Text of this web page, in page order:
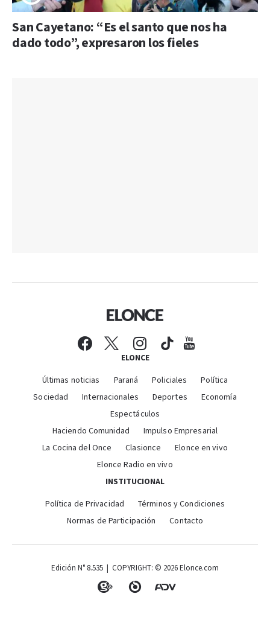
San Cayetano: “Es el santo que nos ha
dado todo”, expresaron los fieles
ELONCE
Últimas noticias Paraná Policiales
Política
Sociedad
Internacionales Deportes
Economía
Espectáculos
Haciendo Comunidad
Impulso Empresarial
La Cocina del Once
Clasionce
Elonce en vivo
Elonce Radio en vivo
INSTITUCIONAL
Política de Privacidad
Términos y Condiciones
Normas de Participación
Contacto
Edición N° 8.535 | COPYRIGHT: © 2026 Elonce.com